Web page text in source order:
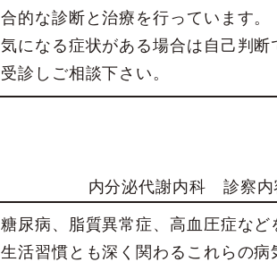
合的な診断と治療を行っています。
気になる症状がある場合は自己判
受診しご相談下さい。
内分泌代謝内科 診察内
糖尿病、脂質異常症、高血圧症など
生活習慣とも深く関わるこれらの